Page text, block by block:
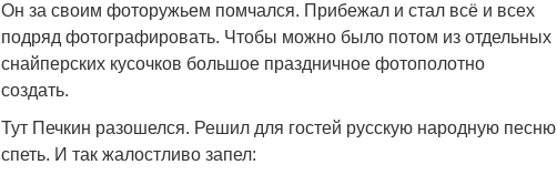
Он за своим фоторужьем помчался. Прибежал и стал всё и всех
подряд фотографировать. Чтобы можно было потом из отдельных
снайперских кусочков большое праздничное фотополотно
создать.
Тут Печкин разошелся. Решил для гостей русскую народную песню
спеть. И так жалостливо запел: